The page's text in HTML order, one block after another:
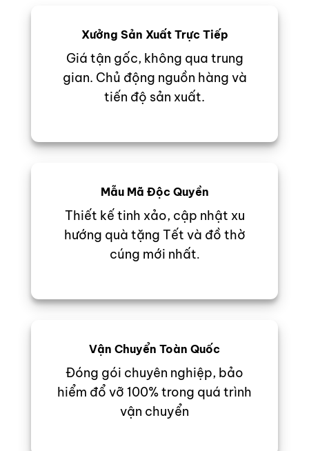
Xưởng Sản Xuất Trực Tiếp
Giá tận gốc, không qua trung
gian. Chủ động nguồn hàng và
tiến độ sản xuất.
Mẫu Mã Độc Quyền
Thiết kế tinh xảo, cập nhật xu
hướng quà tặng Tết và đồ thờ
cúng mới nhất.
Vận Chuyển Toàn Quốc
Đóng gói chuyên nghiệp, bảo
hiểm đổ vỡ 100% trong quá trình
vận chuyển